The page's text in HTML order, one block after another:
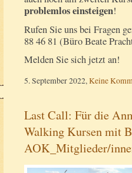
problemlos einsteigen!
Rufen Sie uns bei Fragen
88 46 81 (Büro Beate
Melden Sie sich jetzt an!
5. September 2022,Keine
Last Call: Für die
Walking Kursen mit
AOK_Mitglieder/